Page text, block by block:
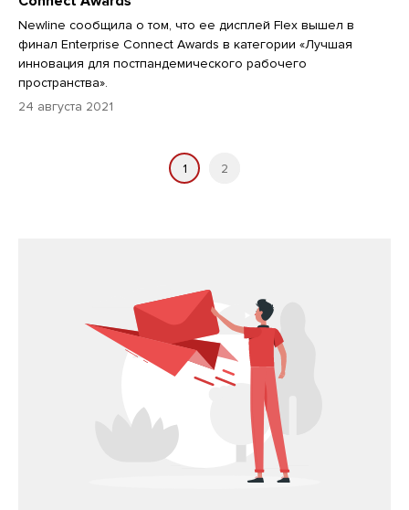
Newline сообщила о том, что ее дисплей Flex вышел в
финал Enterprise Connect Awards в категории «Лучшая
инновация для постпандемического рабочего
пространства».
24 августа 2021
1 2